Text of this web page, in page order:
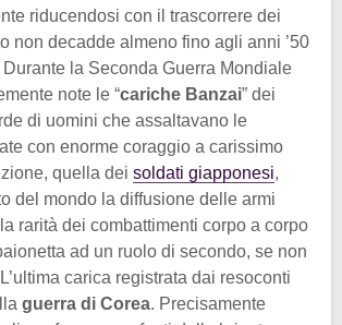
riducendosi con il trascorrere dei
non decadde almeno fino agli anni ’50
la Seconda Guerra Mondiale
note le “cariche Banzai” dei
di uomini che assaltavano le
con enorme coraggio a carissimo
quella dei soldati giapponesi,
del mondo la diffusione delle armi
rarità dei combattimenti corpo a corpo
ad un ruolo di secondo, se non
carica registrata dai resoconti
guerra di Corea. Precisamente